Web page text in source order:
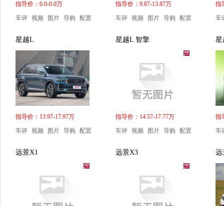
指导价：0.0-0.0万
车评 视频 图片 导购 配置
指导价：9.87-13.87万
车评 视频 图片 导购 配置
指
车
星越L
指导价：13.97-17.97万
车评 视频 图片 导购 配置
星越L 智擎
指导价：14.57-17.77万
车评 视频 图片 导购 配置
星
指
车
远景X1 远景X3 远